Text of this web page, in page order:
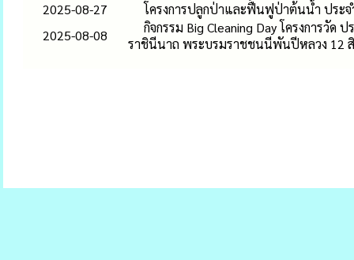
2025-08-27
โครงการปลูกป่าและฟื้นฟูป่าต้นน้ำ ประ
2025-08-08
กิจกรรม Big Cleaning Day โครงการวั
ราชินีนาถ พระบรมราชชนนีพันปีหลวง 12